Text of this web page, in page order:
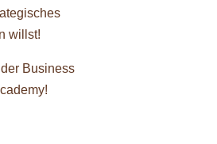
willst!
Business